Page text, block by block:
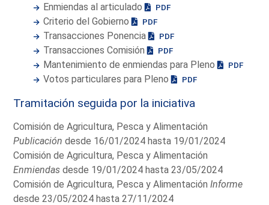
Enmiendas al articulado PDF
Criterio del Gobierno PDF
Transacciones Ponencia PDF
Transacciones Comisión PDF
Mantenimiento de enmiendas para Pleno PDF
Votos particulares para Pleno PDF
Tramitación seguida por la iniciativa
Comisión de Agricultura, Pesca y Alimentación
Publicación desde 16/01/2024 hasta 19/01/2024
Comisión de Agricultura, Pesca y Alimentación
Enmiendas desde 19/01/2024 hasta 23/05/2024
Comisión de Agricultura, Pesca y AlimentaciónInforme
desde 23/05/2024 hasta 27/11/2024